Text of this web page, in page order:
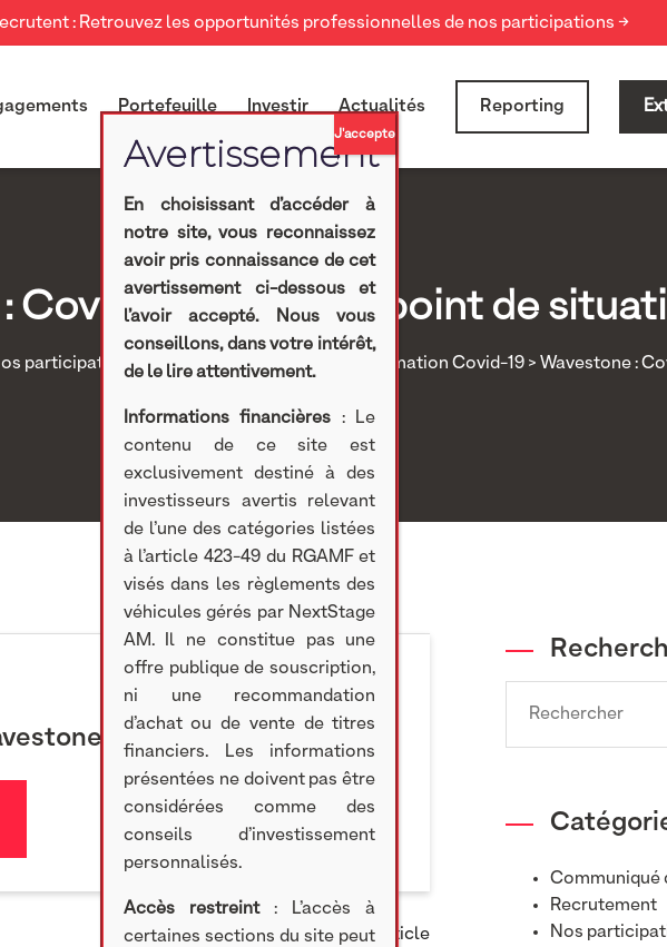
: Retrouvez les opportunités professionnelles de nos participations →
Portefeuille Investir Actualités Reporting
Covid-19 : nouveau point de
participations> Investissements cotés Information Covid-19> Wavestone :
Partager cet article
Communiqué
Recrutement
Nos
En choisissant d’accéder à
notre site, vous reconnaissez
avoir pris connaissance de cet
avertissement ci-dessous et
l’avoir accepté. Nous vous
conseillons, dans votre intérêt,
de le lire attentivement.
Informations financières : Le
contenu de ce site est
exclusivement destiné à des
investisseurs avertis relevant
de l’une des catégories listées
à l’article 423-49 du RGAMF et
visés dans les règlements des
véhicules gérés par NextStage
AM. Il ne constitue pas une
offre publique de souscription,
ni une recommandation
d’achat ou de vente de titres
financiers. Les informations
présentées ne doivent pas être
considérées comme des
conseils d’investissement
personnalisés.
Accès restreint: L’accès à
certaines sections du site peut